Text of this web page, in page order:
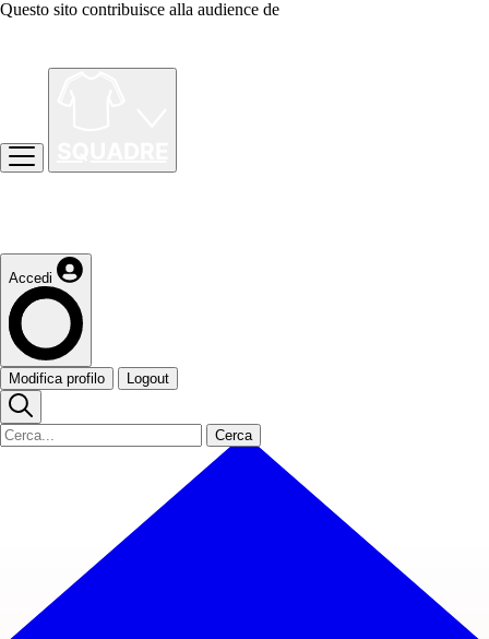
Questo sito contribuisce alla audience de
Accedi
Modifica profilo Logout
Cerca